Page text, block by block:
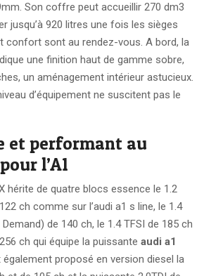
Son coffre peut accueillir 270 dm3
jusqu’à 920 litres une fois les sièges
confort sont au rendez-vous. A bord, la
une finition haut de gamme sobre,
un aménagement intérieur astucieux.
d’équipement ne suscitent pas le
et performant au
l’A1
hérite de quatre blocs essence le 1.2
ch comme sur l’audi a1 s line, le 1.4
Demand) de 140 ch, le 1.4 TFSI de 185 ch
ch qui équipe la puissante audi a1
également proposé en version diesel la